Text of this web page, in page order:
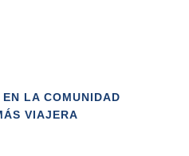
LA COMUNIDAD
VIAJERA